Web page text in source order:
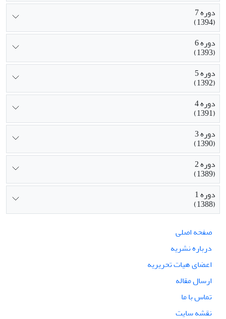
دوره 7
(1394)
دوره 6
(1393)
دوره 5
(1392)
دوره 4
(1391)
دوره 3
(1390)
دوره 2
(1389)
دوره 1
(1388)
صفحه اصلی
درباره نشریه
اعضای هیات تحریریه
ارسال مقاله
تماس با ما
نقشه سایت